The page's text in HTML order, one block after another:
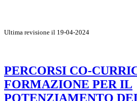
Ultima revisione il 19-04-2024
PERCORSI CO-
FORMAZIONE PER IL
POTENZIAMENTO